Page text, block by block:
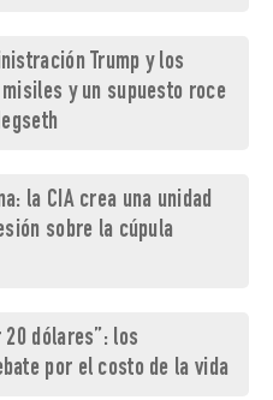
Trump y los
y un supuesto roce
la CIA crea una unidad
sobre la cúpula
20 dólares”: los
por el costo de la vida